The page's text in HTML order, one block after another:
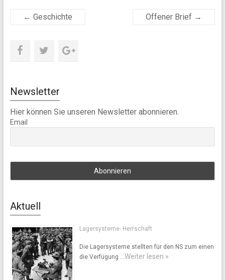
← Geschichte Offener Brief →
Newsletter
Hier können Sie unseren Newsletter abonnieren.
Email
Aktuell
Lagersysteme- Herrschaft
Die Lagersysteme stellten für den NS zum einen
die Verfügung …Weiter lesen »